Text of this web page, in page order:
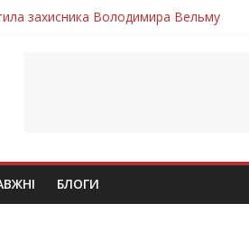
захисника Володимира Вельму
на щиті повертається воїн
завдання загинув захисник
захисник Дмитро Березко з
БЛОГИ